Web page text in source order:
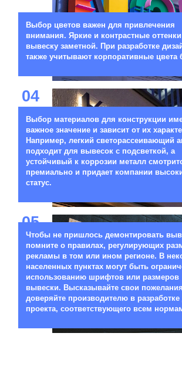
Выбор цветов важен для привлечения
внимания. Яркие и контрастные
вывеску заметной. При разработке
также учитывают корпоративные цвета
04
Выбор материалов для конструкции
важное значение и зависит от их
Например, легкий светорассеивающий
подходит для вывесок с подсветкой, а
устойчивый к коррозии металл
премиально и придает компании
статус.
05
Чтобы не пришлось демонтировать
помните о правилах, регулирующих
рекламы в том или ином регионе. В
населенных пунктах могут быть
использованию шрифтов или размеров
вывески. Высказывайте свои
доверяйте производителю в разработке
проекта, соответствующего всем